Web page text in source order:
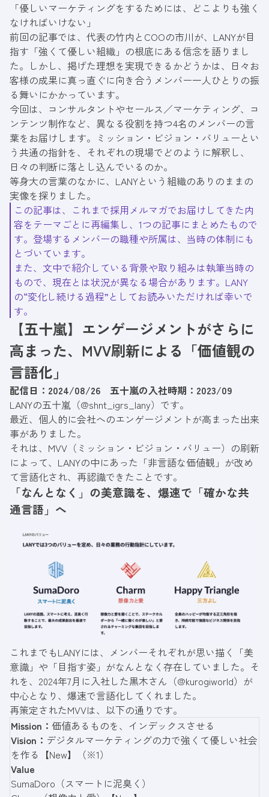
「優しいマーケティングをするためには、どこよりも強く
なければいけない」
前回の記事では、代表の竹内とCOOの市川が、LANYが目
指す「強くて優しい組織」の根底にある信念を語りまし
た。しかし、掲げた理想を実現できるかどうかは、日々お
客様の成果に真っ直ぐに向き合うメンバー一人ひとりの振
る舞いにかかっています。
今回は、コンサルタントやセールス／マーケティング、コ
ンテンツ制作など、異なる役割を持つ4名のメンバーの言
葉をお届けします。 ミッション・ビジョン・バリューとい
う共通の指針を、それぞれの現場でどのように解釈し、
日々の判断に落とし込んでいるのか。
等身大の言葉のなかに、LANYという組織のありのままの
実像を探りました。
この記事は、これまで採用メルマガでお届けしてきた内
容をテーマごとに再編集し、1つの記事にまとめたもので
す。登場するメンバーの職種や所属は、当時の体制にも
とづいています。
また、文中で紹介している背景や取り組みは執筆当時の
もので、現在とは状況が異なる場合があります。LANY
の“変化し続ける過程”としてお読みいただければ幸いで
す。
【五十嵐】エンゲージメントがさらに
高まった、MVV刷新による「価値観の
言語化」
配信日：2024/08/26 五十嵐の入社時期：2023/09
LANYの五十嵐（@shnt_igrs_lany）です。
最近、個人的に会社へのエンゲージメントが高まった出来
事がありました。
それは、MVV（ミッション・ビジョン・バリュー）の刷新
によって、LANYの中にあった「非言語な価値観」が改め
て言語化され、再認識できたことです。
「なんとなく」の美意識を、爆速で「確かな共
通言語」へ
これまでもLANYには、メンバーそれぞれが思い描く「美
意識」や「目指す姿」がなんとなく存在していました。そ
れを、2024年7月に入社した黒木さん（@kurogiworld）が
中心となり、爆速で言語化してくれました。
再策定されたMVVは、以下の通りです。
Mission： 価値あるものを、インデックスさせる
Vision： デジタルマーケティングの力で強くて優しい社会
を作る【New】（※1）
Value
SumaDoro（スマートに泥臭く）